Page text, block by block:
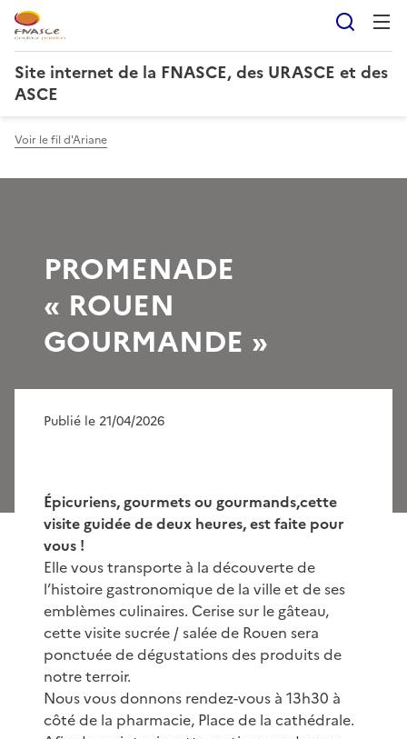
Site internet de la FNASCE, des URASCE et des
ASCE
Voir le fil d'Ariane
PROMENADE
« ROUEN
GOURMANDE »
Publié le 21/04/2026
Épicuriens, gourmets ou gourmands,cette
visite guidée de deux heures, est faite pour
vous !
Elle vous transporte à la découverte de
l’histoire gastronomique de la ville et de ses
emblèmes culinaires. Cerise sur le gâteau,
cette visite sucrée / salée de Rouen sera
ponctuée de dégustations des produits de
notre terroir.
Nous vous donnons rendez-vous à 13h30 à
côté de la pharmacie, Place de la cathédrale.